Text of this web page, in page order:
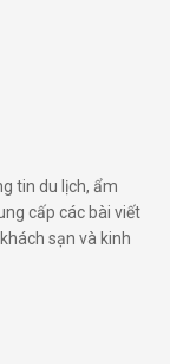
tin du lịch, ẩm
cấp các bài viết
sạn và kinh